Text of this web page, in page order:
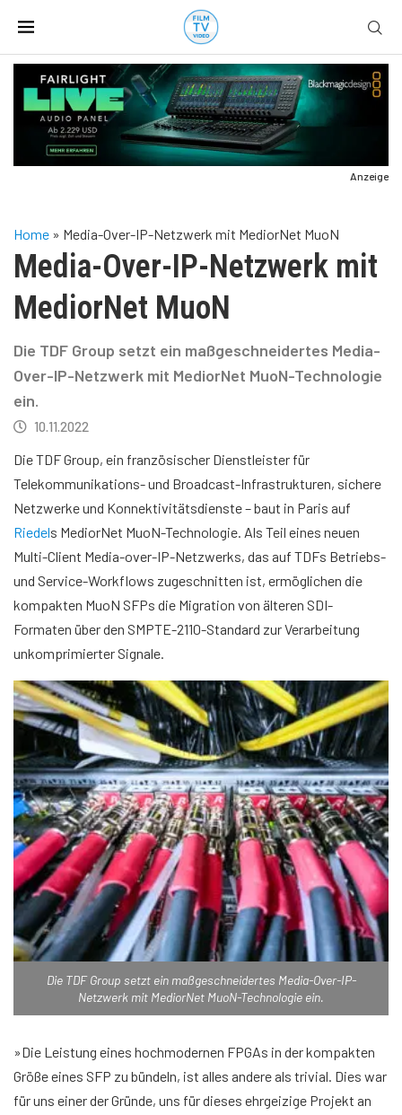
Anzeige
Home » Media-Over-IP-Netzwerk mit MediorNet MuoN
Media-Over-IP-Netzwerk mit
MediorNet MuoN
Die TDF Group setzt ein maßgeschneidertes Media-
Over-IP-Netzwerk mit MediorNet MuoN-Technologie
ein.
10.11.2022
Die TDF Group, ein französischer Dienstleister für
Telekommunikations- und Broadcast-Infrastrukturen, sichere
Netzwerke und Konnektivitätsdienste – baut in Paris auf
Riedels MediorNet MuoN-Technologie. Als Teil eines neuen
Multi-Client Media-over-IP-Netzwerks, das auf TDFs Betriebs-
und Service-Workflows zugeschnitten ist, ermöglichen die
kompakten MuoN SFPs die Migration von älteren SDI-
Formaten über den SMPTE-2110-Standard zur Verarbeitung
unkomprimierter Signale.
Die TDF Group setzt ein maßgeschneidertes Media-Over-IP-
Netzwerk mit MediorNet MuoN-Technologie ein.
»Die Leistung eines hochmodernen FPGAs in der kompakten
Größe eines SFP zu bündeln, ist alles andere als trivial. Dies war
für uns einer der Gründe, uns für dieses ehrgeizige Projekt an